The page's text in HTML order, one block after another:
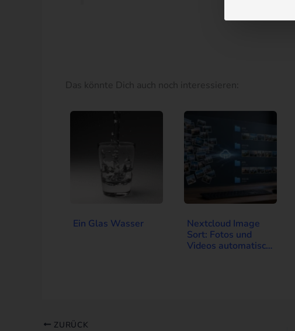
Das könnte Dich auch noch interessieren:
Ein Glas Wasser
Nextcloud Image
Sort: Fotos und
Videos automatisch
ZURÜCK